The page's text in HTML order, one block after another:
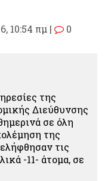
10:54 πμ |
0
της
Διεύθυνσης
σε όλη
της
τις
-11- άτομα, σε